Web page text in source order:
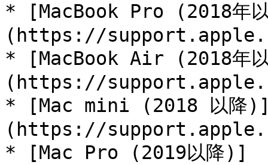
* [MacBook Pro (2018年
(https://
* [MacBook Air (2018年
(https://
* [Mac mini (2018 以降
(https://
* [Mac Pro (2019以降)]